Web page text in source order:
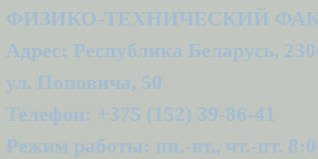
ФИЗИКО-ТЕХНИЧЕСКИЙ
Адрес: Республика Беларусь,
ул. Поповича, 50
Телефон: +375 (152) 39-86-41
Режим работы: пн.-вт., чт.-пт.